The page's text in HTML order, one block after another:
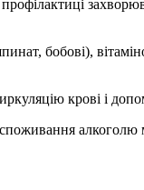
бобові),
крові і